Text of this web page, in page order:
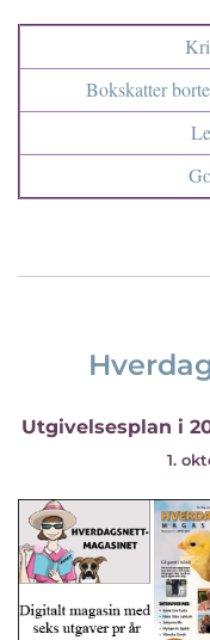
Bokskatter
Utgivelsesplan i
1.